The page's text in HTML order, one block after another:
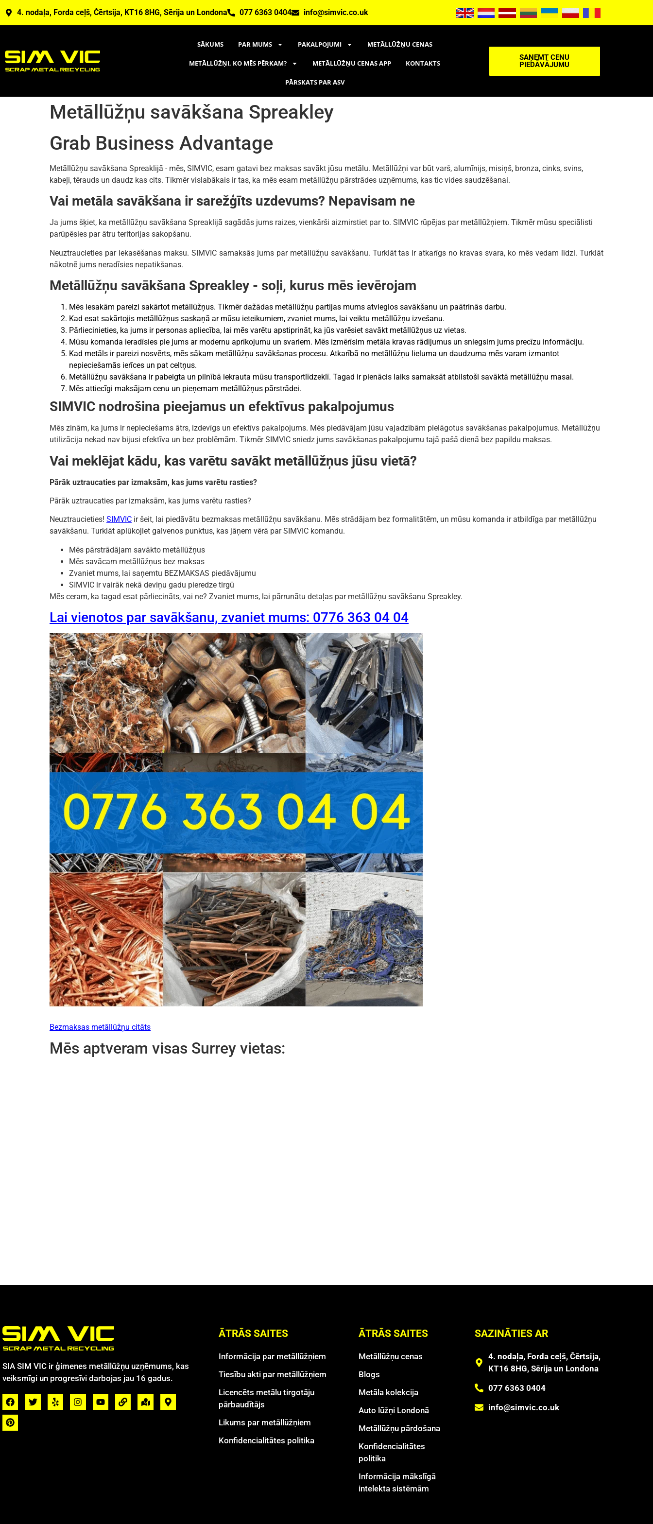
4. nodaļa, Forda ceļš, Čērtsija, KT16 8HG, Sērija un Londona 077 6363 0404 info@simvic.co.uk
SĀKUMS PAR MUMS PAKALPOJUMI METĀLLŪŽŅU CENAS
METĀLLŪŽŅI, KO MĒS PĒRKAM? METĀLLŪŽŅU CENAS APP KONTAKTS
PĀRSKATS PAR ASV
SAŅEMT CENU
PIEDĀVĀJUMU
Metāllūžņu savākšana Spreakley
Grab Business Advantage
Metāllūžņu savākšana Spreaklijā - mēs, SIMVIC, esam gatavi bez maksas savākt jūsu metālu. Metāllūžņi var būt varš, alumīnijs, misiņš, bronza, cinks, svins,
kabeļi, tērauds un daudz kas cits. Tikmēr vislabākais ir tas, ka mēs esam metāllūžņu pārstrādes uzņēmums, kas tic vides saudzēšanai.
Vai metāla savākšana ir sarežģīts uzdevums? Nepavisam ne
Ja jums šķiet, ka metāllūžņu savākšana Spreaklijā sagādās jums raizes, vienkārši aizmirstiet par to. SIMVIC rūpējas par metāllūžņiem. Tikmēr mūsu speciālisti
parūpēsies par ātru teritorijas sakopšanu.
Neuztraucieties par iekasēšanas maksu. SIMVIC samaksās jums par metāllūžņu savākšanu. Turklāt tas ir atkarīgs no kravas svara, ko mēs vedam līdzi. Turklāt
nākotnē jums neradīsies nepatikšanas.
Metāllūžņu savākšana Spreakley - soļi, kurus mēs ievērojam
Mēs iesakām pareizi sakārtot metāllūžņus. Tikmēr dažādas metāllūžņu partijas mums atvieglos savākšanu un paātrinās darbu.
Kad esat sakārtojis metāllūžņus saskaņā ar mūsu ieteikumiem, zvaniet mums, lai veiktu metāllūžņu izvešanu.
Pārliecinieties, ka jums ir personas apliecība, lai mēs varētu apstiprināt, ka jūs varēsiet savākt metāllūžņus uz vietas.
Mūsu komanda ieradīsies pie jums ar modernu aprīkojumu un svariem. Mēs izmērīsim metāla kravas rādījumus un sniegsim jums precīzu informāciju.
Kad metāls ir pareizi nosvērts, mēs sākam metāllūžņu savākšanas procesu. Atkarībā no metāllūžņu lieluma un daudzuma mēs varam izmantot
nepieciešamās ierīces un pat celtņus.
Metāllūžņu savākšana ir pabeigta un pilnībā iekrauta mūsu transportlīdzeklī. Tagad ir pienācis laiks samaksāt atbilstoši savāktā metāllūžņu masai.
Mēs attiecīgi maksājam cenu un pieņemam metāllūžņus pārstrādei.
SIMVIC nodrošina pieejamus un efektīvus pakalpojumus
Mēs zinām, ka jums ir nepieciešams ātrs, izdevīgs un efektīvs pakalpojums. Mēs piedāvājam jūsu vajadzībām pielāgotus savākšanas pakalpojumus. Metāllūžņu
utilizācija nekad nav bijusi efektīva un bez problēmām. Tikmēr SIMVIC sniedz jums savākšanas pakalpojumu tajā pašā dienā bez papildu maksas.
Vai meklējat kādu, kas varētu savākt metāllūžņus jūsu vietā?
Pārāk uztraucaties par izmaksām, kas jums varētu rasties?
Pārāk uztraucaties par izmaksām, kas jums varētu rasties?
Neuztraucieties! SIMVIC ir šeit, lai piedāvātu bezmaksas metāllūžņu savākšanu. Mēs strādājam bez formalitātēm, un mūsu komanda ir atbildīga par metāllūžņu
savākšanu. Turklāt aplūkojiet galvenos punktus, kas jāņem vērā par SIMVIC komandu.
Mēs pārstrādājam savākto metāllūžņus
Mēs savācam metāllūžņus bez maksas
Zvaniet mums, lai saņemtu BEZMAKSAS piedāvājumu
SIMVIC ir vairāk nekā deviņu gadu pieredze tirgū
Mēs ceram, ka tagad esat pārliecināts, vai ne? Zvaniet mums, lai pārrunātu detaļas par metāllūžņu savākšanu Spreakley.
Lai vienotos par savākšanu, zvaniet mums: 0776 363 04 04
Bezmaksas metāllūžņu citāts
Mēs aptveram visas Surrey vietas:
SIA SIM VIC ir ģimenes metāllūžņu uzņēmums, kas
veiksmīgi un progresīvi darbojas jau 16 gadus.
ĀTRĀS SAITES
Informācija par metāllūžņiem
Tiesību akti par metāllūžņiem
Licencēts metālu tirgotāju
pārbaudītājs
Likums par metāllūžņiem
Konfidencialitātes politika
ĀTRĀS SAITES
Metāllūžņu cenas
Blogs
Metāla kolekcija
Auto lūžņi Londonā
Metāllūžņu pārdošana
Konfidencialitātes
politika
Informācija mākslīgā
intelekta sistēmām
SAZINĀTIES AR
4. nodaļa, Forda ceļš, Čērtsija,
KT16 8HG, Sērija un Londona
077 6363 0404
info@simvic.co.uk